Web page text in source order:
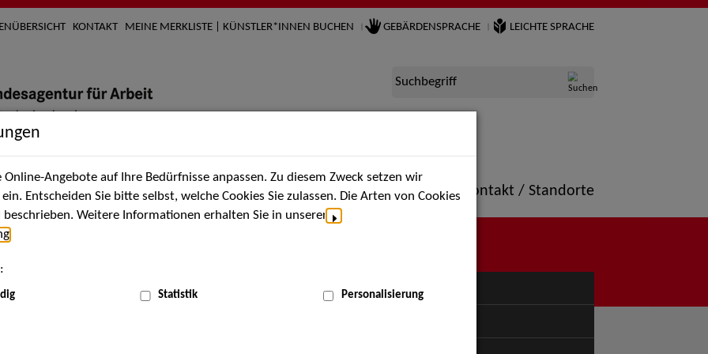
KONTAKT MEINE MERKLISTE | KÜNSTLER*INNEN BUCHEN GEBÄRDENSPRACHE LEICHTE SPRACHE
Suchbegriff
Künstler*innen Über uns Aktuelles Termine Portfolio Kontakt / Standorte
MENÜ
Angebote auf Ihre Bedürfnisse anpassen. Zu diesem Zweck setzen wir
Entscheiden Sie bitte selbst, welche Cookies Sie zulassen. Die Arten von Cookies
Weitere Informationen erhalten Sie in unserer
Statistik Personalisierung